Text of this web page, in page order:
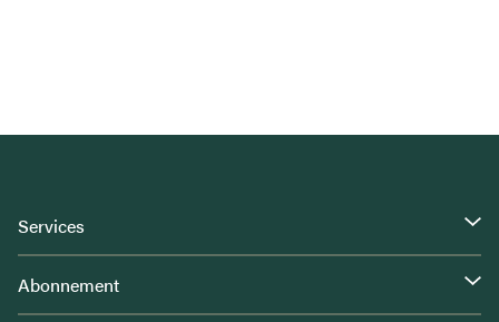
Services
Abonnement